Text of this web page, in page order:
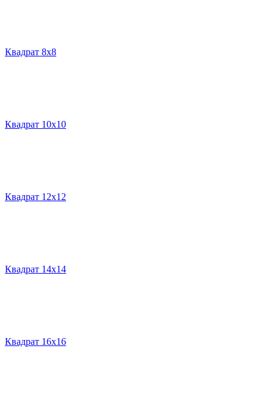
Квадрат 8х8
Квадрат 10х10
Квадрат 12х12
Квадрат 14х14
Квадрат 16х16